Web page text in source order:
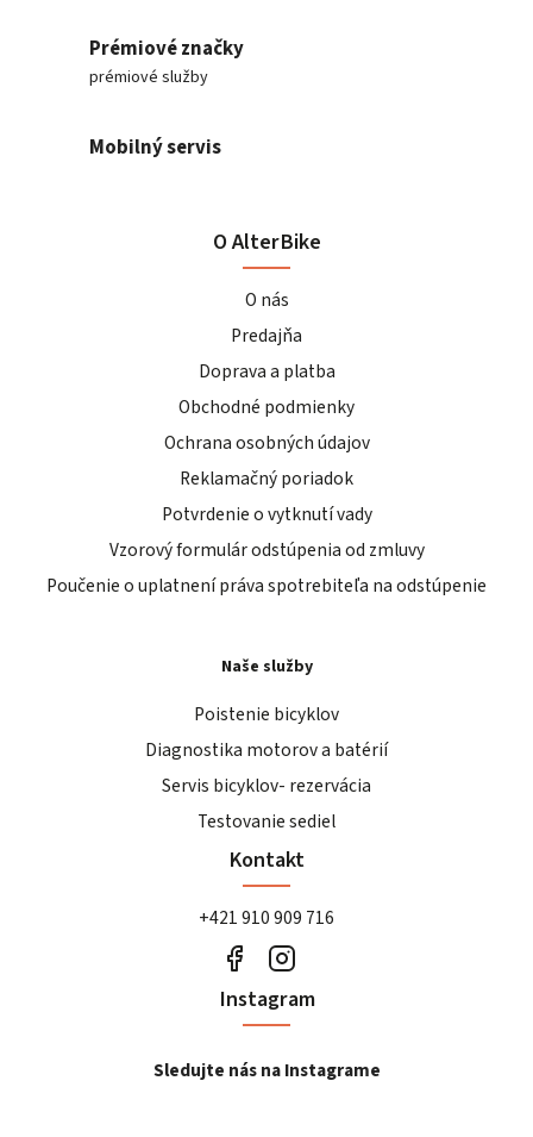
Prémiové značky
prémiové služby
Mobilný servis
O AlterBike
O nás
Predajňa
Doprava a platba
Obchodné podmienky
Ochrana osobných údajov
Reklamačný poriadok
Potvrdenie o vytknutí vady
Vzorový formulár odstúpenia od zmluvy
Poučenie o uplatnení práva spotrebiteľa na odstúpenie
Naše služby
Poistenie bicyklov
Diagnostika motorov a batérií
Servis bicyklov- rezervácia
Testovanie sediel
Kontakt
+421 910 909 716
Instagram
Sledujte nás na Instagrame